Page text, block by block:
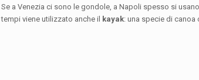
Se a Venezia ci sono le gondole, a Napoli spesso si
tempi viene utilizzato anche il kayak: una specie di canoa